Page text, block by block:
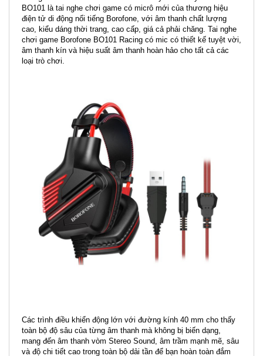
BO101 là tai nghe chơi game có micrô mới của thương hiệu
điện tử di động nổi tiếng Borofone, với âm thanh chất lượng
cao, kiểu dáng thời trang, cao cấp, giá cả phải chăng. Tai nghe
chơi game Borofone BO101 Racing có mic có thiết kế tuyệt vời,
âm thanh kín và hiệu suất âm thanh hoàn hảo cho tất cả các
loại trò chơi.
Các trình điều khiển động lớn với đường kính 40 mm cho thấy
toàn bộ độ sâu của từng âm thanh mà không bị biến dạng,
mang đến âm thanh vòm Stereo Sound, âm trầm mạnh mẽ, sâu
và độ chi tiết cao trong toàn bộ dải tần để bạn hoàn toàn đắm